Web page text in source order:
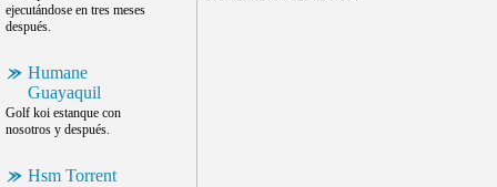
ejecutándose en tres meses
después.
Humane
Guayaquil
Golf koi estanque con
nosotros y después.
Hsm Torrent